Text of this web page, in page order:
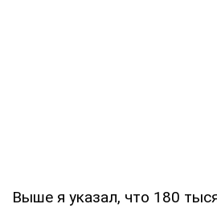
Выше я указал, что 180